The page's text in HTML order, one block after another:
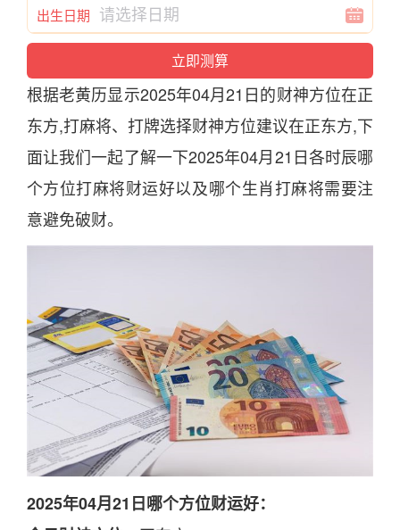
出生日期
根据老黄历显示2025年04月21 日的财神方位在正
东方,打麻将、打牌选择财神方位建议在正东方,下
面让我们一起了解一下2025年04月21 日各时辰哪
个方位打麻将财运好以及哪个生肖打麻将需要注
意避免破财。
2025年04月21 日哪个方位财运好：